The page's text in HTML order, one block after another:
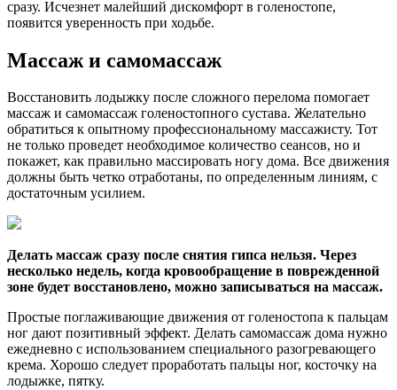
сразу. Исчезнет малейший дискомфорт в голеностопе,
появится уверенность при ходьбе.
Массаж и самомассаж
Восстановить лодыжку после сложного перелома помогает
массаж и самомассаж голеностопного сустава. Желательно
обратиться к опытному профессиональному массажисту. Тот
не только проведет необходимое количество сеансов, но и
покажет, как правильно массировать ногу дома. Все движения
должны быть четко отработаны, по определенным линиям, с
достаточным усилием.
Делать массаж сразу после снятия гипса нельзя. Через
несколько недель, когда кровообращение в поврежденной
зоне будет восстановлено, можно записываться на массаж.
Простые поглаживающие движения от голеностопа к пальцам
ног дают позитивный эффект. Делать самомассаж дома нужно
ежедневно с использованием специального разогревающего
крема. Хорошо следует проработать пальцы ног, косточку на
лодыжке, пятку.